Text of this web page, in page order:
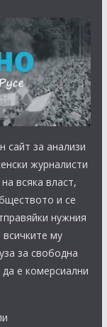
за анализи
журналисти
всяка власт,
и се
нужния
му
за свободна
е комерсиални